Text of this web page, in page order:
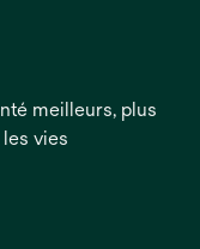
meilleurs, plus
vies